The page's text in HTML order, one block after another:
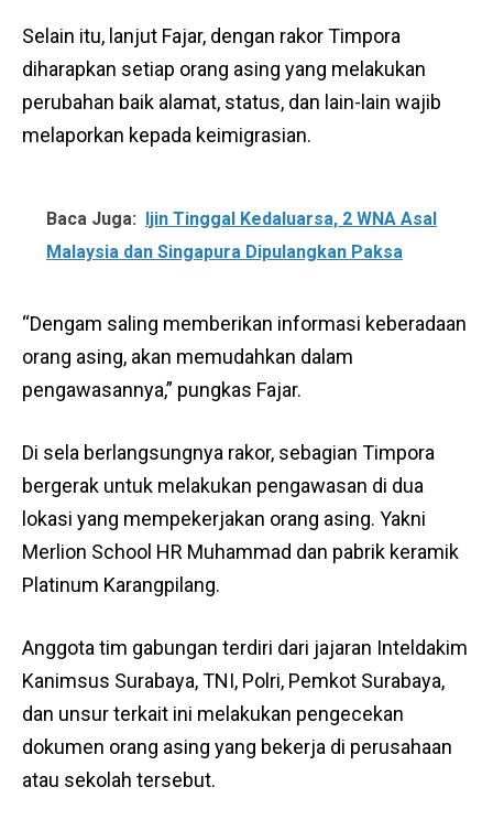
Selain itu, lanjut Fajar, dengan rakor Timpora
diharapkan setiap orang asing yang melakukan
perubahan baik alamat, status, dan lain-lain wajib
melaporkan kepada keimigrasian.
Baca Juga: Ijin Tinggal Kedaluarsa, 2 WNA Asal
Malaysia dan Singapura Dipulangkan Paksa
“Dengam saling memberikan informasi keberadaan
orang asing, akan memudahkan dalam
pengawasannya,” pungkas Fajar.
Di sela berlangsungnya rakor, sebagian Timpora
bergerak untuk melakukan pengawasan di dua
lokasi yang mempekerjakan orang asing. Yakni
Merlion School HR Muhammad dan pabrik keramik
Platinum Karangpilang.
Anggota tim gabungan terdiri dari jajaran Inteldakim
Kanimsus Surabaya, TNI, Polri, Pemkot Surabaya,
dan unsur terkait ini melakukan pengecekan
dokumen orang asing yang bekerja di perusahaan
atau sekolah tersebut.